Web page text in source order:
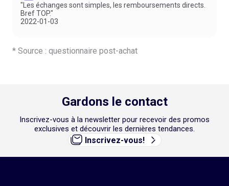
"Les échanges sont simples, les remboursements directs.
Bref TOP."
2022-01-03
* Source : questionnaire post-achat
Gardons le contact
Inscrivez-vous à la newsletter pour recevoir des promos
exclusives et découvrir les dernières tendances.
Inscrivez-vous!